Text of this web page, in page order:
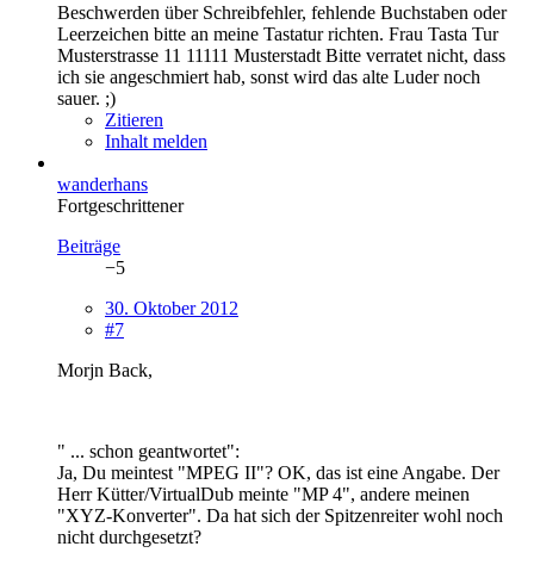
Beschwerden über Schreibfehler, fehlende Buchstaben oder
Leerzeichen bitte an meine Tastatur richten. Frau Tasta Tur
Musterstrasse 11 11111 Musterstadt Bitte verratet nicht, dass
ich sie angeschmiert hab, sonst wird das alte Luder noch
sauer. ;)
Zitieren
Inhalt melden
wanderhans
Fortgeschrittener
Beiträge
−5
30. Oktober 2012
#7
Morjn Back,
" ... schon geantwortet":
Ja, Du meintest "MPEG II"? OK, das ist eine Angabe. Der
Herr Kütter/VirtualDub meinte "MP 4", andere meinen
"XYZ-Konverter". Da hat sich der Spitzenreiter wohl noch
nicht durchgesetzt?